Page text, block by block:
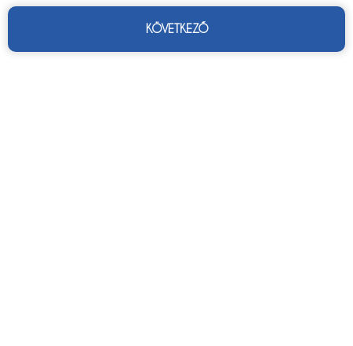
KÖVETKEZŐ